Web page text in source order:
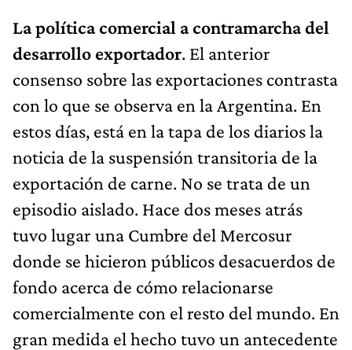
La política comercial a contramarcha del
desarrollo exportador. El anterior
consenso sobre las exportaciones contrasta
con lo que se observa en la Argentina. En
estos días, está en la tapa de los diarios la
noticia de la suspensión transitoria de la
exportación de carne. No se trata de un
episodio aislado. Hace dos meses atrás
tuvo lugar una Cumbre del Mercosur
donde se hicieron públicos desacuerdos de
fondo acerca de cómo relacionarse
comercialmente con el resto del mundo. En
gran medida el hecho tuvo un antecedente